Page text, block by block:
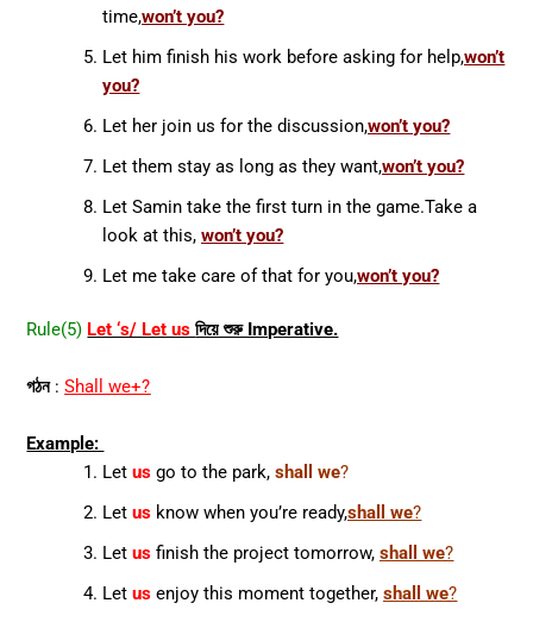
time,won’t you?
Let him finish his work before asking for help,won’t
you?
Let her join us for the discussion,won’t you?
Let them stay as long as they want,won’t you?
Let Samin take the first turn in the game.Take a
look at this,won’t you?
Let me take care of that for you,won’t you?
Rule(5) Let ‘s/ Let usদিয়ে শুরু Imperative.
গঠন: Shall we+?
Example:
Letus go to the park,shall we?
Letus know when you’re ready,shall we?
Letus finish the project tomorrow,shall we?
Letus enjoy this moment together,shall we?